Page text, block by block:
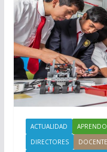
ACTUALIDAD
DIRECTORES